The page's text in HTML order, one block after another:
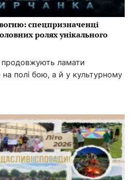
спецпризначенці
ролях унікального
продовжують ламати
полі бою, а й у культурному